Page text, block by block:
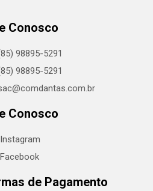
Conosco
98895-5291
98895-5291
Conosco
Instagram
Facebook
de Pagamento